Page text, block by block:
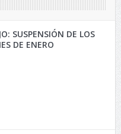
SUSPENSIÓN DE LOS
DE ENERO